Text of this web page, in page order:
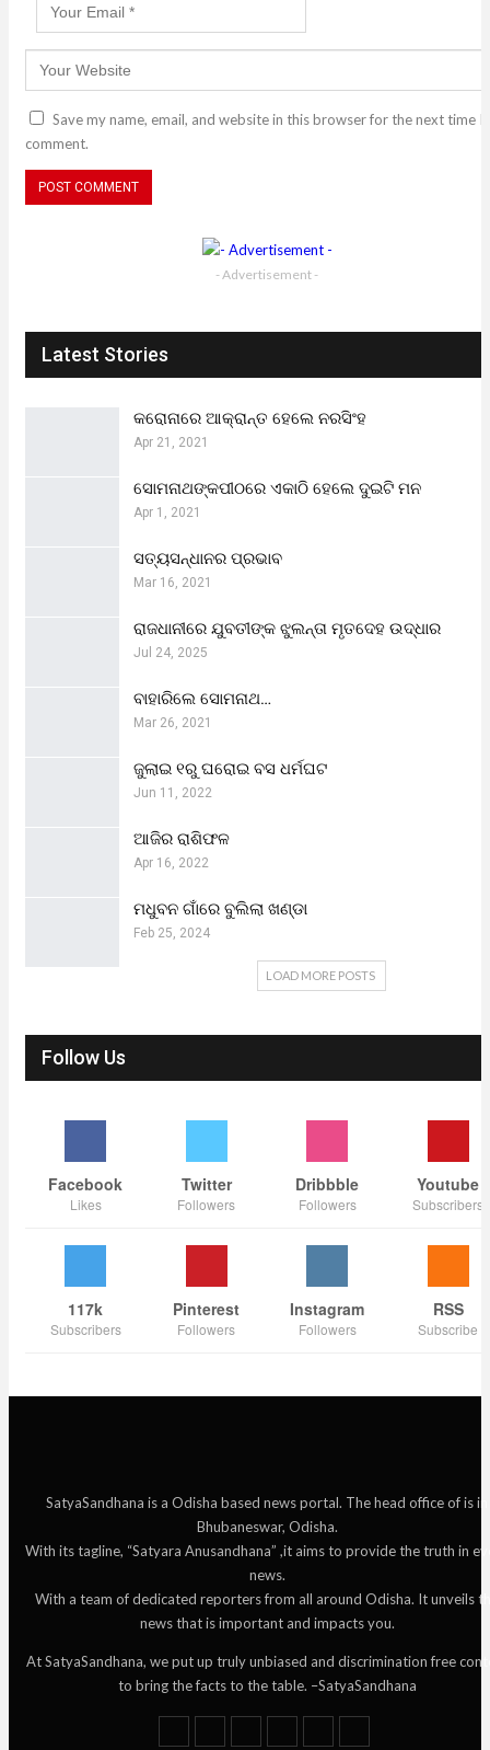
Save my name, email, and website in this browser for the next time I
comment.
- Advertisement -
Latest Stories
କରୋନାରେ ଆକ୍ରାନ୍ତ ହେଲେ ନରସିଂହ
Apr 21, 2021
ସୋମନାଥଙ୍କପୀଠରେ ଏକାଠି ହେଲେ ଦୁଇଟି ମନ
Apr 1, 2021
ସତ୍ୟସନ୍ଧାନର ପ୍ରଭାବ
Mar 16, 2021
ରାଜଧାନୀରେ ଯୁବତୀଙ୍କ ଝୁଲନ୍ତା ମୃତଦେହ ଉଦ୍ଧାର
Jul 24, 2025
ବାହାରିଲେ ସୋମନାଥ…
Mar 26, 2021
ଜୁଲାଇ ୧ରୁ ଘରୋଇ ବସ ଧର୍ମଘଟ
Jun 11, 2022
ଆଜିର ରାଶିଫଳ
Apr 16, 2022
ମଧୁବନ ଗାଁରେ ବୁଲିଲା ଖଣ୍ଡା
Feb 25, 2024
LOAD MORE POSTS
Follow Us
Facebook
Likes
Twitter
Followers
Dribbble
Followers
Youtube
Subscribers
117k
Subscribers
Pinterest
Followers
Instagram
Followers
RSS
Subscribe
SatyaSandhana is a Odisha based news portal. The head office of is in
Bhubaneswar, Odisha.
With its tagline, “Satyara Anusandhana” ,it aims to provide the truth in
news.
With a team of dedicated reporters from all around Odisha. It unveils
news that is important and impacts you.
At SatyaSandhana, we put up truly unbiased and discrimination free
to bring the facts to the table. –SatyaSandhana